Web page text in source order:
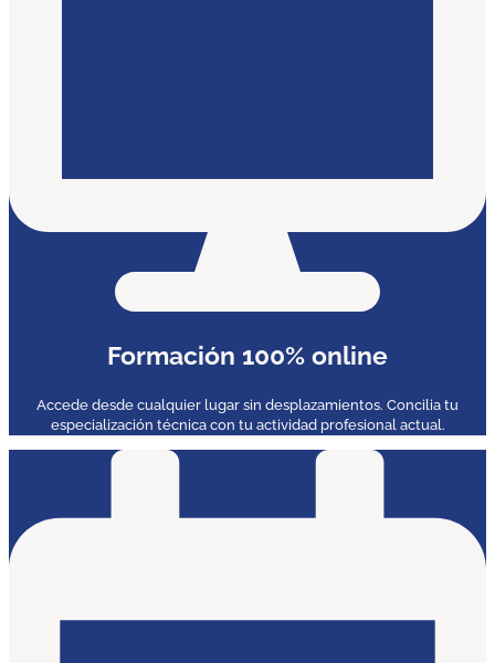
Formación 100% online
Accede desde cualquier lugar sin desplazamientos. Concilia tu
especialización técnica con tu actividad profesional actual.